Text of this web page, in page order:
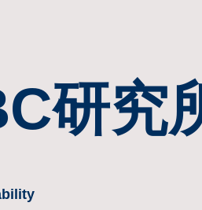
研究